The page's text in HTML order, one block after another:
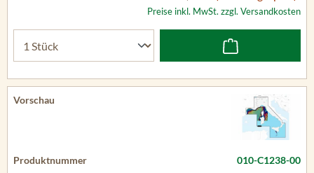
Preise inkl. MwSt. zzgl. Versandkosten
010-C1238-00